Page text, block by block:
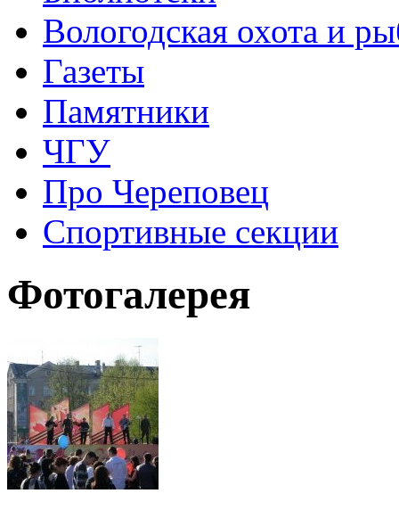
Вологодская охота и
Газеты
Памятники
ЧГУ
Про Череповец
Спортивные секции
Фотогалерея